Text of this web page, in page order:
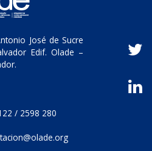
José de Sucre
Edif. Olade –
/ 2598 280